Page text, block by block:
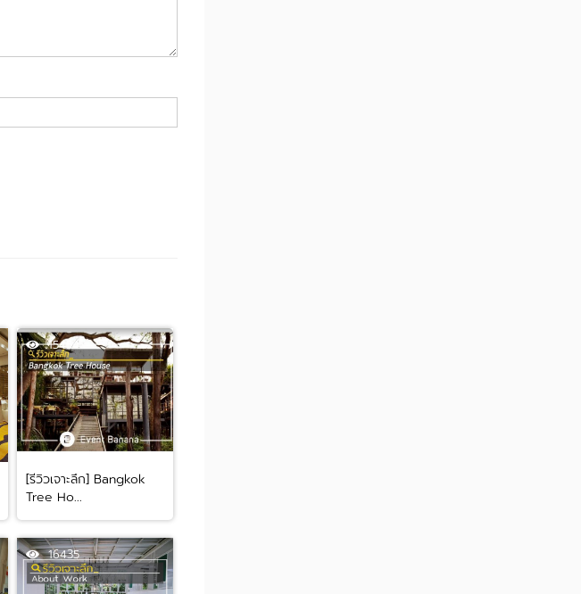
15454
[รีวิวเจาะลึก] Bangkok
Tree Ho...
16435